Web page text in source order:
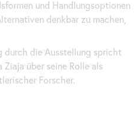
und Handlungsoptionen
denkbar zu machen,
durch die Ausstellung spricht
Ziaja über seine Rolle als
Forscher.